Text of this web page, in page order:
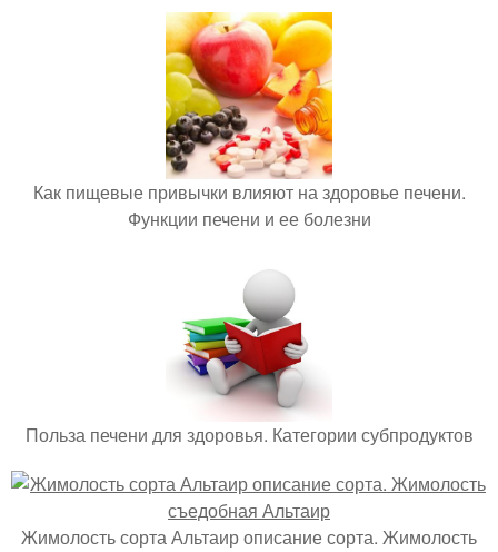
Как пищевые привычки влияют на здоровье печени.
Функции печени и ее болезни
Польза печени для здоровья. Категории субпродуктов
Жимолость сорта Альтаир описание сорта. Жимолость